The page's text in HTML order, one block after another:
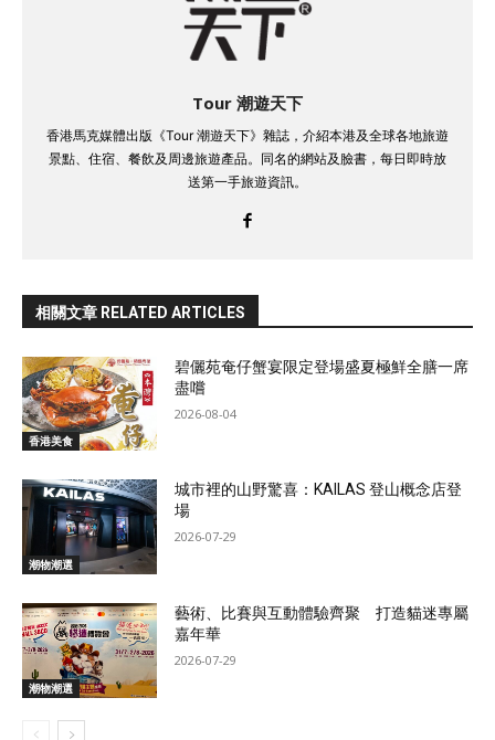
Tour 潮遊天下
香港馬克媒體出版《Tour 潮遊天下》雜誌，介紹本港及全球各地旅遊
景點、住宿、餐飲及周邊旅遊產品。同名的網站及臉書，每日即時放
送第一手旅遊資訊。
相關文章 RELATED ARTICLES
香港美食
碧儷苑奄仔蟹宴限定登場盛夏極鮮全膳一席
盡嚐
2026-08-04
潮物潮選
城市裡的山野驚喜：KAILAS 登山概念店登
場
2026-07-29
潮物潮選
藝術、比賽與互動體驗齊聚 打造貓迷專屬
嘉年華
2026-07-29